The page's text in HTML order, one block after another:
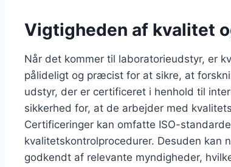
Vigtigheden af kvalitet
Når det kommer til laboratorieudstyr, er
pålideligt og præcist for at sikre, at
udstyr, der er certificeret i henhold til
sikkerhed for, at de arbejder med
Certificeringer kan omfatte ISO-
kvalitetskontrolprocedurer. Desuden kan
godkendt af relevante myndigheder,